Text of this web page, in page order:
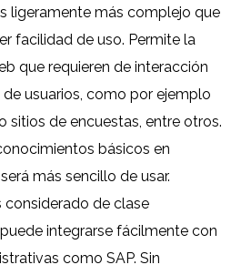
ligeramente más complejo que
facilidad de uso. Permite la
que requieren de interacción
usuarios, como por ejemplo
sitios de encuestas, entre otros.
básicos en
más sencillo de usar.
considerado de clase
integrarse fácilmente con
como SAP. Sin